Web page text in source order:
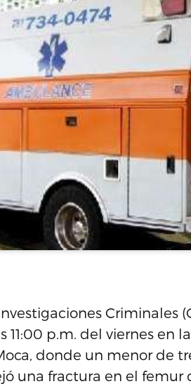
Criminales
p.m. del viernes en
donde un menor de
una fractura en el femur